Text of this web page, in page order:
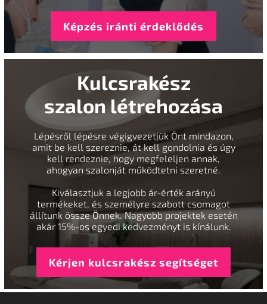
Képzés iránti érdeklődés
Kulcsrakész
szalon létrehozása
Lépésről lépésre végigvezetjük Önt mindazon,
amit be kell szereznie, át kell gondolnia és úgy
kell rendeznie, hogy megfeleljen annak,
ahogyan szalonját működtetni szeretné.
Kiválasztjuk a legjobb ár-érték arányú
termékeket, és személyre szabott csomagot
állítunk össze Önnek. Nagyobb projektek esetén
akár 15%-os egyedi kedvezményt is kínálunk.
Kérjen kulcsrakész segítséget